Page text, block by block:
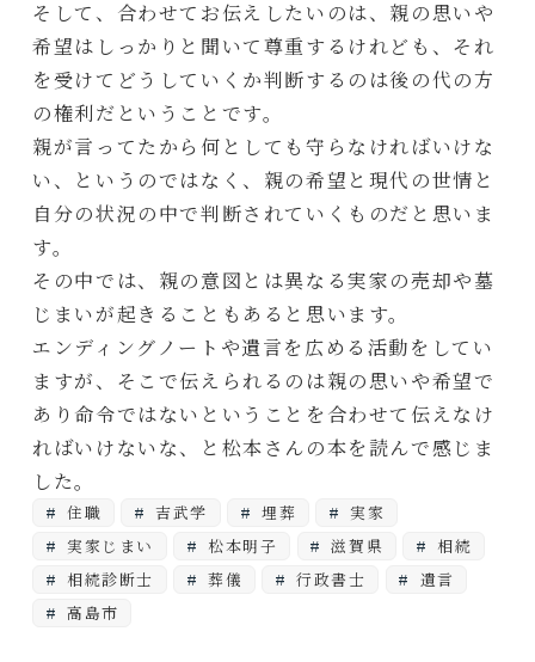
そして、合わせてお伝えしたいのは、親の思いや
希望はしっかりと聞いて尊重するけれども、それ
を受けてどうしていくか判断するのは後の代の方
の権利だということです。
親が言ってたから何としても守らなければいけな
い、というのではなく、親の希望と現代の世情と
自分の状況の中で判断されていくものだと思いま
す。
その中では、親の意図とは異なる実家の売却や墓
じまいが起きることもあると思います。
エンディングノートや遺言を広める活動をしてい
ますが、そこで伝えられるのは親の思いや希望で
あり命令ではないということを合わせて伝えなけ
ればいけないな、と松本さんの本を読んで感じま
した。
住職 吉武学 埋葬
実家
実家じまい
松本明子 滋賀県
相続
相続診断士
葬儀 行政書士
遺言
高島市